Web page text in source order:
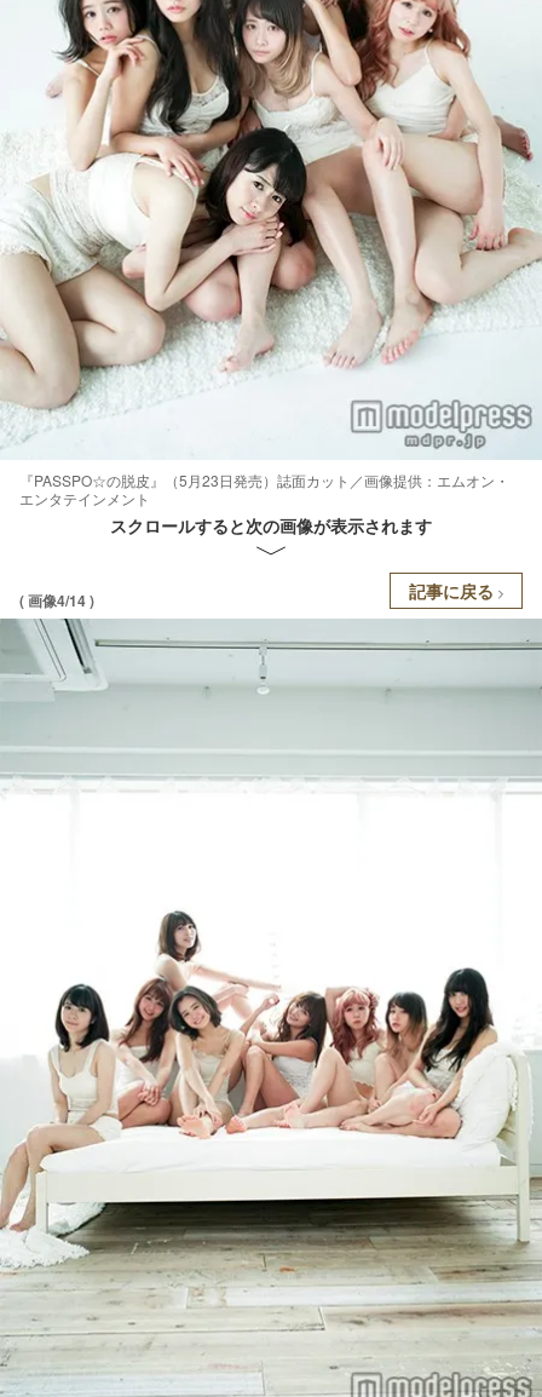
『PASSPO☆の脱皮』（5月23日発売）誌面カット／画像提供：エムオン・
エンタテインメント
スクロールすると次の画像が表示されます
( 画像4/14 ) 記事に戻る